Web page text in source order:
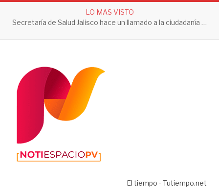
LO MAS VISTO
Secretaría de Salud Jalisco hace un llamado a la ciudadanía a tomar acciones contra el dengue en esta temporada de lluvias
El tiempo - Tutiempo.net